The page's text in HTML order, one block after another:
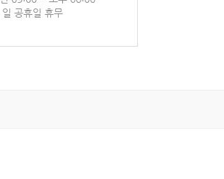
일 공휴일 휴무